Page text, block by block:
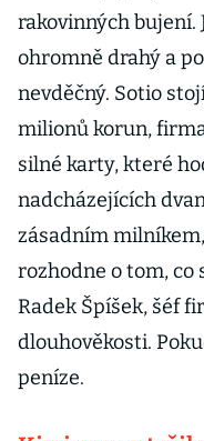
rakovinných bujení.
ohromně drahý a
nevděčný. Sotio
milionů korun,
silné karty, které
nadcházejících
zásadním
rozhodne o tom, co
Radek Špíšek, šéf
dlouhověkosti.
peníze.